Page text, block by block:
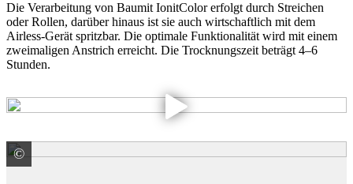
Die Verarbeitung von Baumit IonitColor erfolgt durch Streichen
oder Rollen, darüber hinaus ist sie auch wirtschaftlich mit dem
Airless-Gerät spritzbar. Die optimale Funktionalität wird mit einem
zweimaligen Anstrich erreicht. Die Trocknungszeit beträgt 4–6
Stunden.
© Baumit GmbH